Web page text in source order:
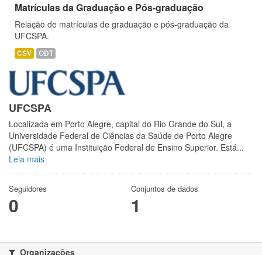
Matrículas da Graduação e Pós-graduação
Relação de matrículas de graduação e pós-graduação da
UFCSPA.
CSV ODT
UFCSPA
Localizada em Porto Alegre, capital do Rio Grande do Sul, a
Universidade Federal de Ciências da Saúde de Porto Alegre
(UFCSPA) é uma Instituição Federal de Ensino Superior. Está...
Leia mais
Seguidores
0
Conjuntos de dados
1
Organizações